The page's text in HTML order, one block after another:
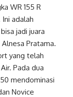
WR 155 R
adalah
jadi juara
Pratama.
yang telah
Pada dua
mendominasi
Novice